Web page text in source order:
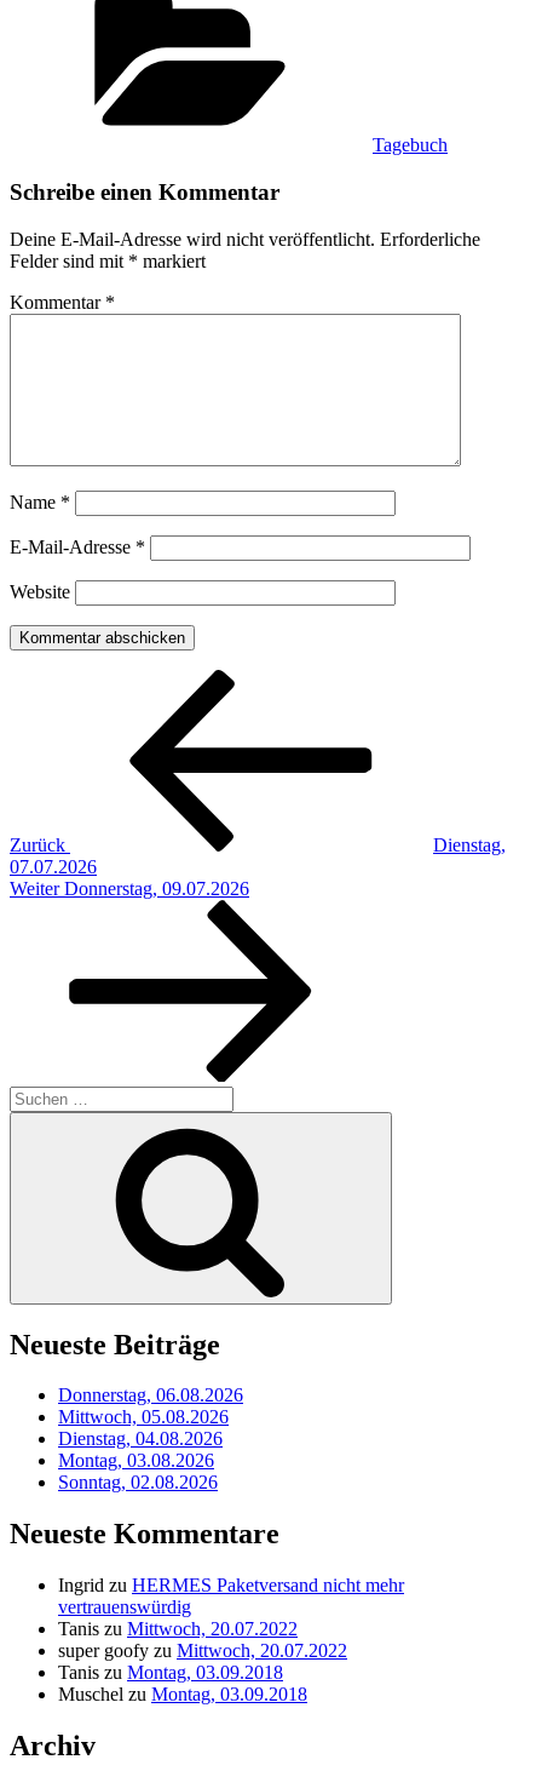
Tagebuch
Schreibe einen Kommentar
Deine E-Mail-Adresse wird nicht veröffentlicht. Erforderliche
Felder sind mit * markiert
Kommentar *
Name *
E-Mail-Adresse *
Website
Beitragsnavigation
Zurück
Dienstag,
07.07.2026
Nächster
Weiter Donnerstag, 09.07.2026
Suchen
nach:
Neueste Beiträge
Donnerstag, 06.08.2026
Mittwoch, 05.08.2026
Dienstag, 04.08.2026
Montag, 03.08.2026
Sonntag, 02.08.2026
Neueste Kommentare
Ingrid zu HERMES Paketversand nicht mehr
vertrauenswürdig
Tanis zu Mittwoch, 20.07.2022
super goofy zu Mittwoch, 20.07.2022
Tanis zu Montag, 03.09.2018
Muschel zu Montag, 03.09.2018
Archiv